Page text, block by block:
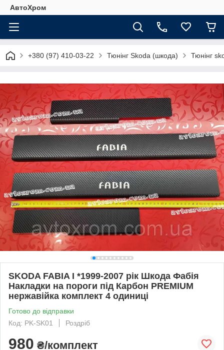
АвтоХром
+380 (97) 410-03-22 Тюнінг Skoda (шкода) Тюнінг
SKODA FABIA I *1999-2007 рік Шкода Фабія
Накладки на пороги під Карбон PREMIUM
нержавійка комплект 4 одиниці
Готово до відправки
Код: PK-SK01
Роздріб
980 ₴/комплект